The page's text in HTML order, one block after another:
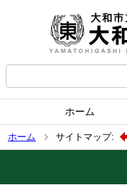
ホーム
ホーム サイトマップ: